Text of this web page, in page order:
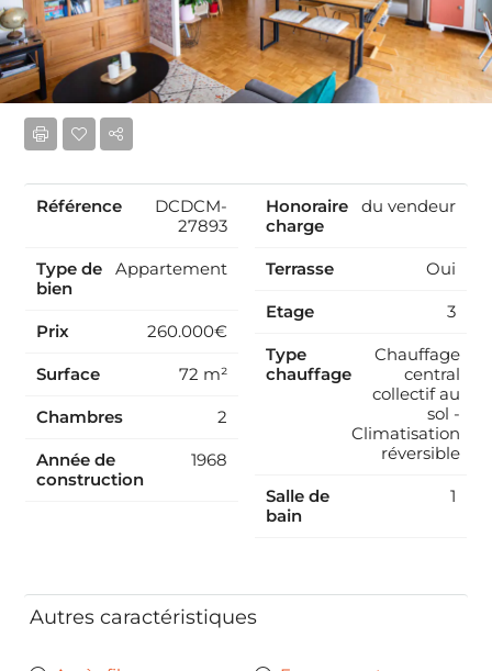
Huisseries double vitrage. Stores électriques. Chauffage
central collectif au sol. Climatisation réversible. Cave.
Une place de stationnement dans la résidence. A
proximité immédiate de toutes commodités,
commerces, transports, école, collège, lycée. Statut
juridique de la copropriété. Nombre de lots : 138 dont
46 logements. . Montant annuel moyen des charges de
copropriété : 3 067 € comprenant l’eau et le chauffage.
Les honoraires sont à la charge du vendeur.
Lire la suite
Référence
DCDCM-
27893
Type de
bien
Appartement
Prix 260.000€
Surface 72 m²
Chambres 2
Année de
construction
1968
Honoraire
charge
du vendeur
Terrasse Oui
Etage 3
Type
chauffage
Chauffage
central
collectif au
sol -
Climatisation
réversible
Salle de
bain
1
Autres caractéristiques